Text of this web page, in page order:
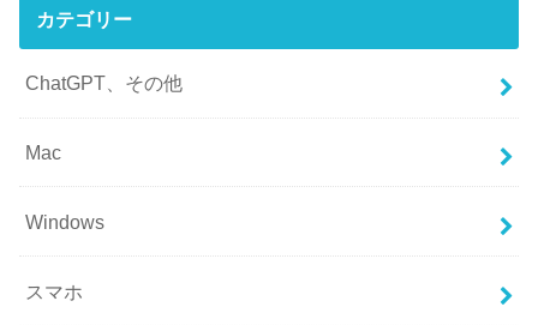
カテゴリー
ChatGPT、その他
Mac
Windows
スマホ